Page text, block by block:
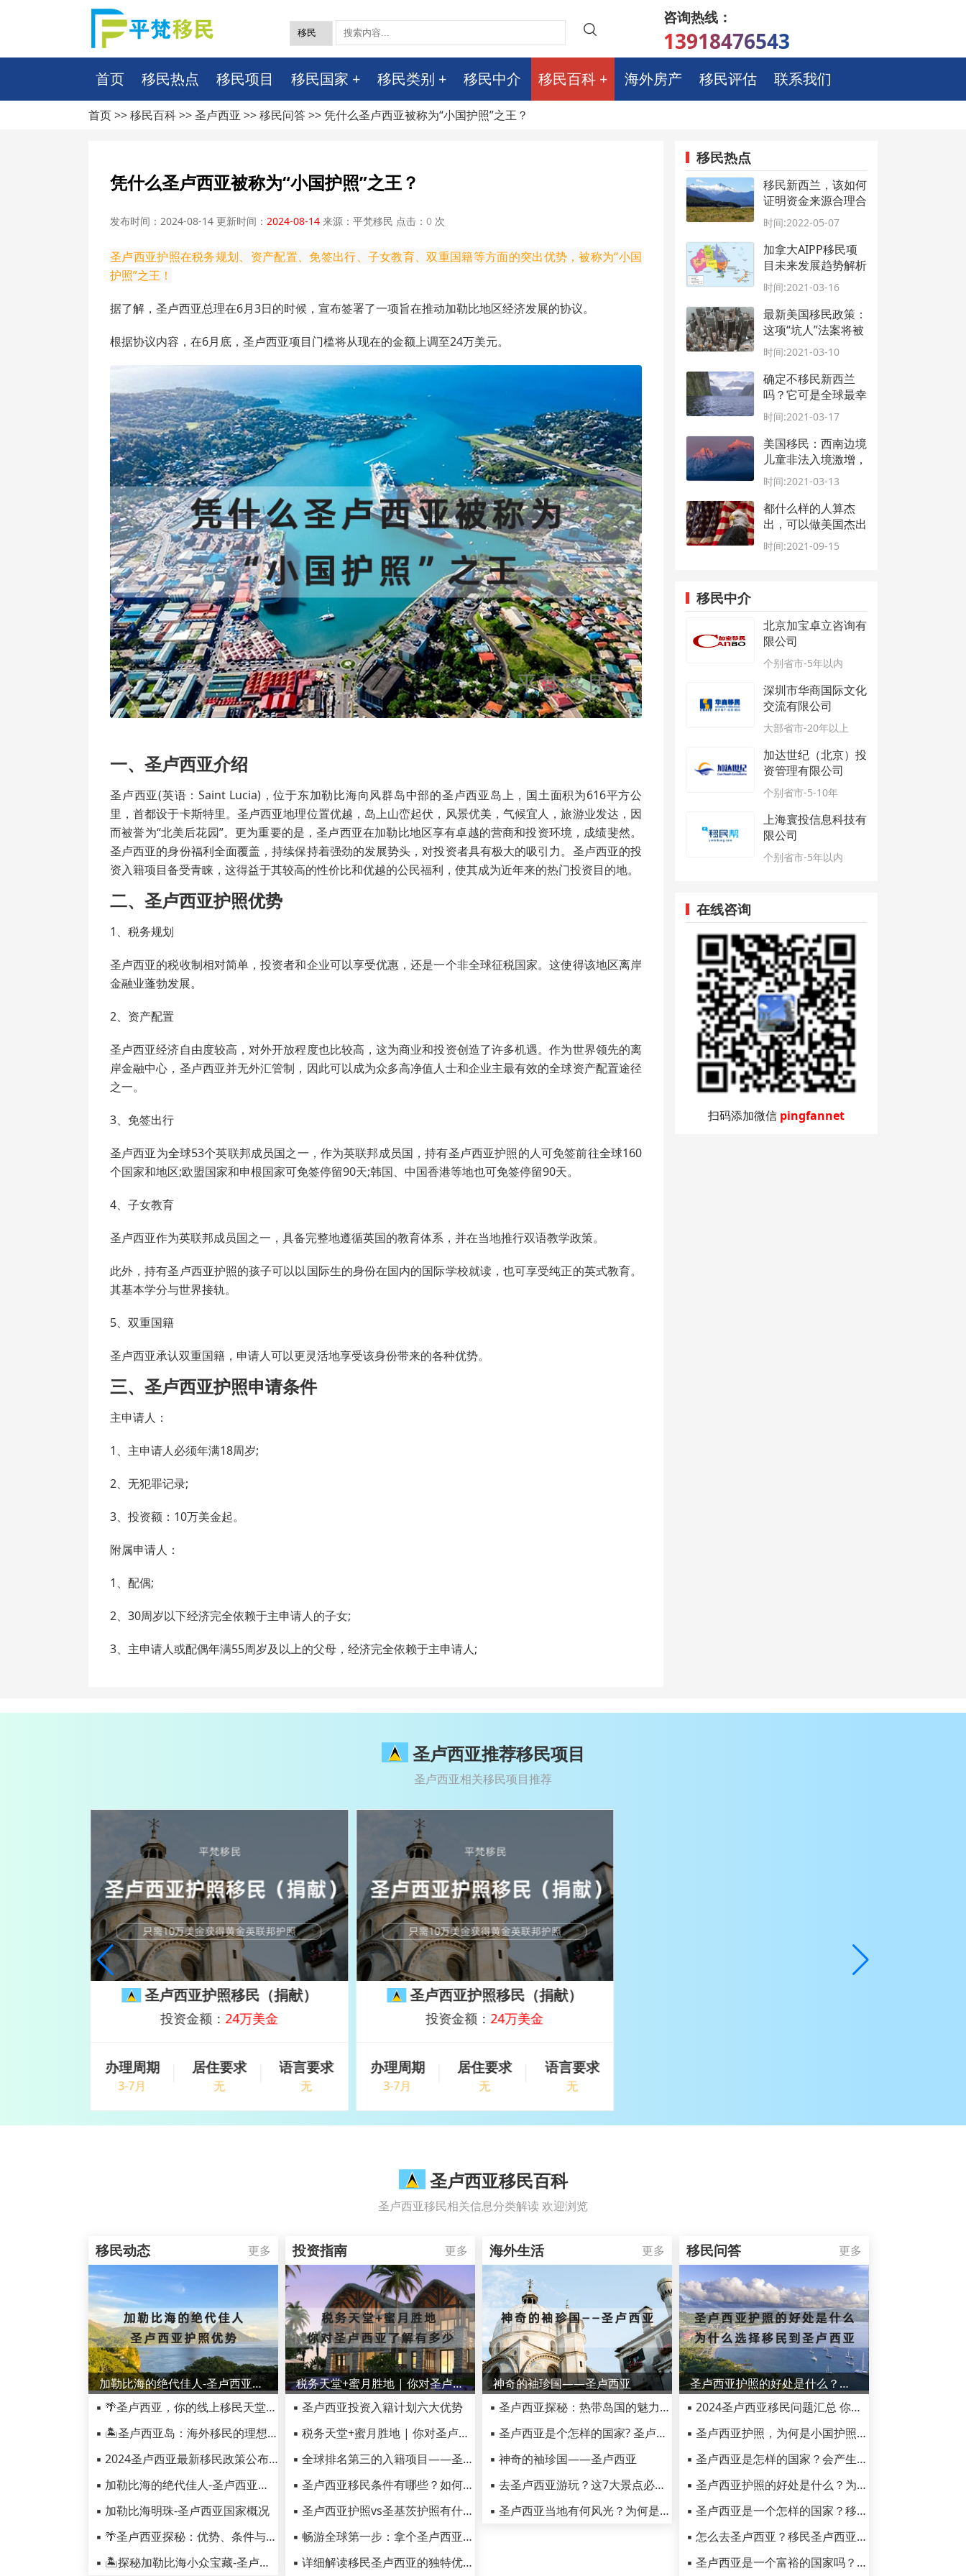
咨询热线：
13918476543
首页 移民热点 移民项目 移民国家 移民类别 移民中介 移民百科 海外房产 移民评估 联系我们
首页 >>移民百科>>圣卢西亚 >>移民问答>> 凭什么圣卢西亚被称为“小国护照”之王？
凭什么圣卢西亚被称为“小国护照”之王？
发布时间：2024-08-14 更新时间： 2024-08-14 来源：平梵移民 点击： 0 次
圣卢西亚护照在税务规划、资产配置、免签出行、子女教育、双重国籍等方面的突出优势，被称为“小国
护照”之王！
据了解，圣卢西亚总理在6月3日的时候，宣布签署了一项旨在推动加勒比地区经济发展的协议。
根据协议内容，在6月底，圣卢西亚项目门槛将从现在的金额上调至24万美元。
一、圣卢西亚介绍
圣卢西亚(英语：Saint Lucia)，位于东加勒比海向风群岛中部的圣卢西亚岛上，国土面积为616平方公
里，首都设于卡斯特里。圣卢西亚地理位置优越，岛上山峦起伏，风景优美，气候宜人，旅游业发达，因
而被誉为“北美后花园”。更为重要的是，圣卢西亚在加勒比地区享有卓越的营商和投资环境，成绩斐然。
圣卢西亚的身份福利全面覆盖，持续保持着强劲的发展势头，对投资者具有极大的吸引力。圣卢西亚的投
资入籍项目备受青睐，这得益于其较高的性价比和优越的公民福利，使其成为近年来的热门投资目的地。
二、圣卢西亚护照优势
1、税务规划
圣卢西亚的税收制相对简单，投资者和企业可以享受优惠，还是一个非全球征税国家。这使得该地区离岸
金融业蓬勃发展。
2、资产配置
圣卢西亚经济自由度较高，对外开放程度也比较高，这为商业和投资创造了许多机遇。作为世界领先的离
岸金融中心，圣卢西亚并无外汇管制，因此可以成为众多高净值人士和企业主最有效的全球资产配置途径
之一。
3、免签出行
圣卢西亚为全球53个英联邦成员国之一，作为英联邦成员国，持有圣卢西亚护照的人可免签前往全球160
个国家和地区;欧盟国家和申根国家可免签停留90天;韩国、中国香港等地也可免签停留90天。
4、子女教育
圣卢西亚作为英联邦成员国之一，具备完整地遵循英国的教育体系，并在当地推行双语教学政策。
此外，持有圣卢西亚护照的孩子可以以国际生的身份在国内的国际学校就读，也可享受纯正的英式教育。
其基本学分与世界接轨。
5、双重国籍
圣卢西亚承认双重国籍，申请人可以更灵活地享受该身份带来的各种优势。
三、圣卢西亚护照申请条件
主申请人：
1、主申请人必须年满18周岁;
2、无犯罪记录;
3、投资额：10万美金起。
附属申请人：
1、配偶;
2、30周岁以下经济完全依赖于主申请人的子女;
3、主申请人或配偶年满55周岁及以上的父母，经济完全依赖于主申请人;
移民热点
移民新西兰，该如何
证明资金来源合理合
法？
时间:2022-05-07
加拿大AIPP移民项
目未来发展趋势解析
时间:2021-03-16
最新美国移民政策：
这项“坑人”法案将被
彻底废除！
时间:2021-03-10
确定不移民新西兰
吗？它可是全球最幸
福的国家！
时间:2021-03-17
美国移民：西南边境
儿童非法入境激增，
民共两党上演嘴仗！
时间:2021-03-13
都什么样的人算杰
出，可以做美国杰出
人才移民EB1A
时间:2021-09-15
移民中介
北京加宝卓立咨询有
限公司
个别省市-5年以内
深圳市华商国际文化
交流有限公司
大部省市-20年以上
加达世纪（北京）投
资管理有限公司
个别省市-5-10年
上海寰投信息科技有
限公司
个别省市-5年以内
在线咨询
扫码添加微信 pingfannet
圣卢西亚推荐移民项目
圣卢西亚相关移民项目推荐
圣卢西亚护照移民（捐献）
投资金额： 24万美金
办理周期
3-7月
居住要求
无
语言要求
无
圣卢西亚护照移民（捐献）
投资金额： 24万美金
办理周期
3-7月
居住要求
无
语言要求
无
圣卢西亚移民百科
圣卢西亚移民相关信息分类解读 欢迎浏览
移民动态 更多
加勒比海的绝代佳人-圣卢西亚介绍，圣卢西亚护照优势
▪ 🌴圣卢西亚，你的线上移民天堂！-移民文案🌈
▪ 🏝️圣卢西亚岛：海外移民的理想之地🌟-移民文案
▪ 2024圣卢西亚最新移民政策公布 24万美元起
▪ 加勒比海的绝代佳人-圣卢西亚介绍，圣卢西亚护照优势
▪ 加勒比海明珠-圣卢西亚国家概况
▪ 🌴圣卢西亚探秘：优势、条件与移民魅力 🌴- 移民文案
▪ 🏝️探秘加勒比海小众宝藏-圣卢西亚岛🌴-移民文案
投资指南 更多
税务天堂+蜜月胜地 | 你对圣卢西亚了解有多少？
▪ 圣卢西亚投资入籍计划六大优势
▪ 税务天堂+蜜月胜地 | 你对圣卢西亚了解有多少？
▪ 全球排名第三的入籍项目——圣卢西亚护照
▪ 圣卢西亚移民条件有哪些？如何通过投资获得该国护照
▪ 圣卢西亚护照vs圣基茨护照有什么区别？
▪ 畅游全球第一步：拿个圣卢西亚身份！免签145个国家！
▪ 详细解读移民圣卢西亚的独特优势，快速拿圣卢西亚护照
海外生活 更多
神奇的袖珍国——圣卢西亚
▪ 圣卢西亚探秘：热带岛国的魅力风情
▪ 圣卢西亚是个怎样的国家? 圣卢西亚生活手册
▪ 神奇的袖珍国——圣卢西亚
▪ 去圣卢西亚游玩？这7大景点必须打卡！
▪ 圣卢西亚当地有何风光？为何是小国护照首选之地？
移民问答 更多
圣卢西亚护照的好处是什么？为什么选择移民到圣卢西亚？
▪ 2024圣卢西亚移民问题汇总 你关心的圣卢西亚问题在这里
▪ 圣卢西亚护照，为何是小国护照首选之地？
▪ 圣卢西亚是怎样的国家？会产生黑人诺贝尔奖得主?
▪ 圣卢西亚护照的好处是什么？为什么选择移民到圣卢西亚？
▪ 圣卢西亚是一个怎样的国家？移民到圣卢西亚有哪些优势？
▪ 怎么去圣卢西亚？移民圣卢西亚该怎么办？
▪ 圣卢西亚是一个富裕的国家吗？为何圣卢西亚护照那么火？